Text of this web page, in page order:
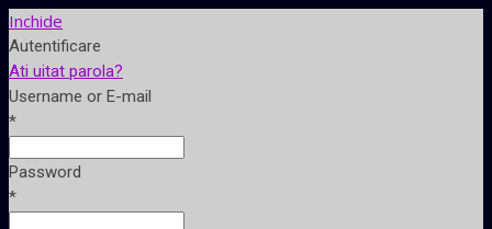
Inchide
Autentificare
Ati uitat parola?
Username or E-mail
*
Password
*